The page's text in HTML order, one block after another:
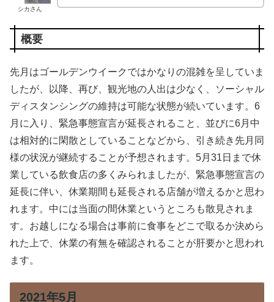
シカさん
概要
先月はゴールデンウイークではかなりの混雑を呈していま
したが、以降、再び、観光地の人出は少なく、ソーシャル
ディスタンシングの維持は可能な状態が続いています。6
月に入り、緊急事態宣言が延長されること、並びに6月中
は相対的に閑散としていることなどから、引き続き先月同
様の状況が継続することが予想されます。5月31日まで休
業している飲食店の多くみられましたが、緊急事態宣言の
延長に伴い、休業期間も延長される店舗が増えるかと思わ
れます。中には当面の間休業というところも散見されま
す。お越しになる場合は事前に食事をどこで取るか決めら
れた上で、休業の有無を確認されることが肝要かと思われ
ます。
2021年5月